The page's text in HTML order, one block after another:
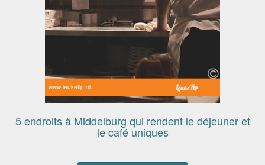
www.leuketip.nl
5 endroits à Middelburg qui rendent le déjeuner et
le café uniques